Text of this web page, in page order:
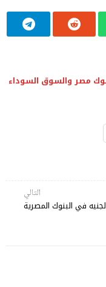
التالي